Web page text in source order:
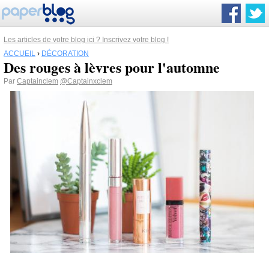
Les articles de votre blog ici ? Inscrivez votre blog !
ACCUEIL › DÉCORATION
Des rouges à lèvres pour l'automne
Par Captainclem @Captainxclem